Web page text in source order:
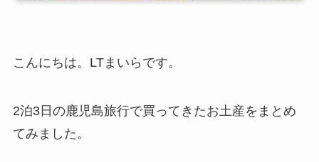
こんにちは。LTまいらです。
2泊3日の鹿児島旅行で買ってきたお土産をまとめ
てみました。